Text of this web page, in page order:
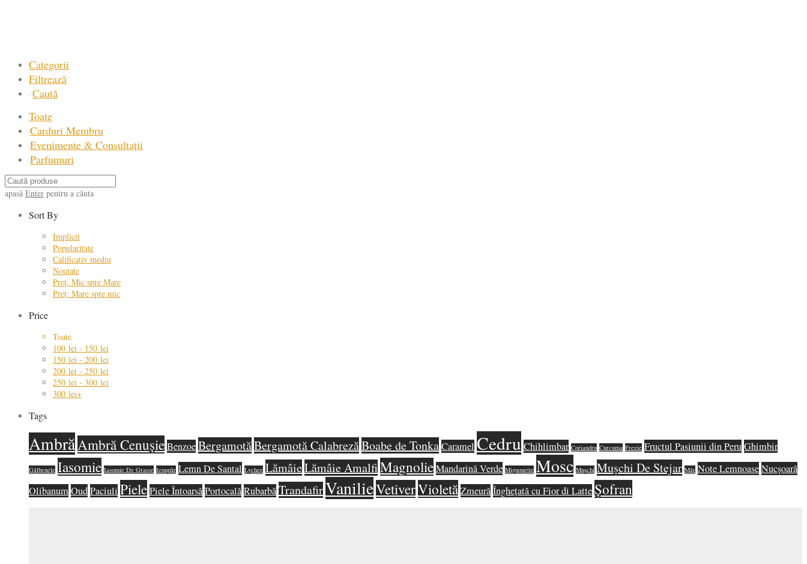
Categorii
Filtrează
⁄ Caută
Toate
⁄Carduri Membru
⁄Evenimente & Consultații
⁄Parfumuri
apasă Enter pentru a căuta
Sort By
Implicit
Popularitate
Calificativ mediu
Noutate
Preț: Mic spre Mare
Preț: Mare spre mic
Price
Toate
100 lei - 150 lei
150 lei - 200 lei
200 lei - 250 lei
250 lei - 300 lei
300 lei+
Tags
AmbrăAmbră CenușieBenzoeBergamotăBergamotă CalabrezăBoabe de TonkaCaramel Cedru Chihlimbar Coriandru Curcuma Frezie Fructul Pasiunii din PeruGhimbir
Gălbenele Iasomie Iasomie De Grasse Ienupăr Lemn De Santal Lychee LămâieLămâie AmalfiMagnolieMandarină Verde Mignonette Mosc Mușchi Mușchi De Stejar Măr Note LemnoaseNucșoară
OlibanumOudPaciuli PielePiele ÎntoarsăPortocalăRubarbăTrandafirVanilieVetiverVioletăZmeurăÎnghețată cu Fior di Latte Șofran